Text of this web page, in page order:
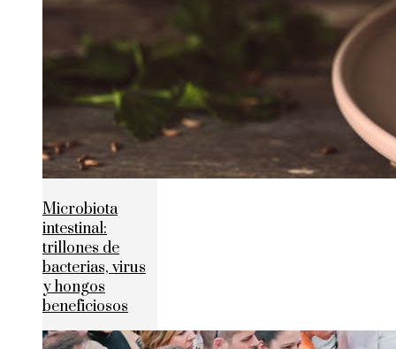
Microbiota
intestinal:
trillones de
bacterias, virus
y hongos
beneficiosos